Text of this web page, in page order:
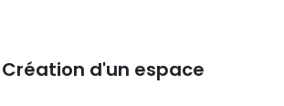
Création d'un espace